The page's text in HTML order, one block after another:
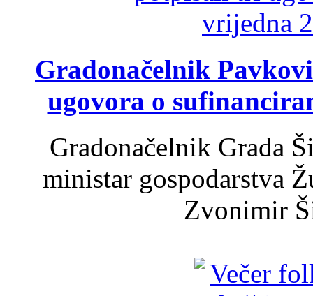
Gradonačelnik
ugovora o
Gradonačelnik Grada
ministar gospodarstva
Zvonimir